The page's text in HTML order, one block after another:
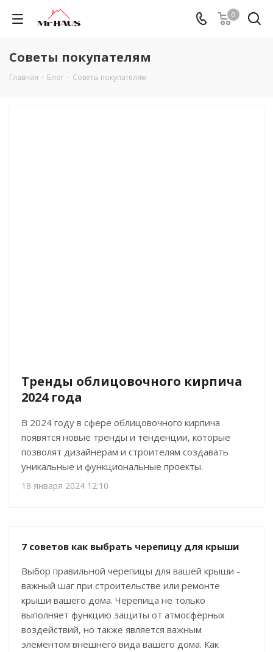
0
Советы покупателям
Главная - Блог - Советы покупателям
Тренды облицовочного кирпича
2024 года
В 2024 году в сфере облицовочного кирпича
появятся новые тренды и тенденции, которые
позволят дизайнерам и строителям создавать
уникальные и функциональные проекты.
18 января 2024 12:10
7 советов как выбрать черепицу для крыши
Выбор правильной черепицы для вашей крыши -
важный шаг при строительстве или ремонте
крыши вашего дома. Черепица не только
выполняет функцию защиты от атмосферных
воздействий, но также является важным
элементом внешнего вида вашего дома. Как